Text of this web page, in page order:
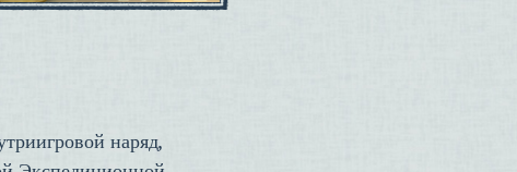
наряд,